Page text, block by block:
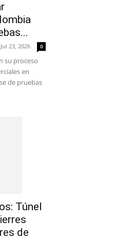
Jul 23, 2026 0
su proceso
en
de pruebas
Túnel
de